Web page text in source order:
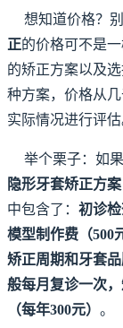
想知道价格？
正的价格可不是
的矫正方案以及
种方案，价格从
实际情况进行评估
举个栗子：如
隐形牙套矫正方案
中包含了： 初诊检
模型制作费（500
矫正周期和牙套
般每月复诊一次
（每年300元） 。